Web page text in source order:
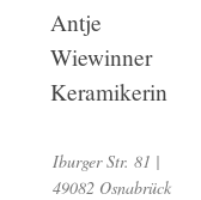
Antje
Wiewinner
Keramikerin
Iburger Str. 81 |
49082 Osnabrück